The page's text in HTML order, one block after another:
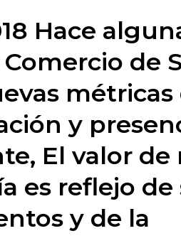
Hace
Comercio de
métricas
y
El valor de
es reflejo de
y de la